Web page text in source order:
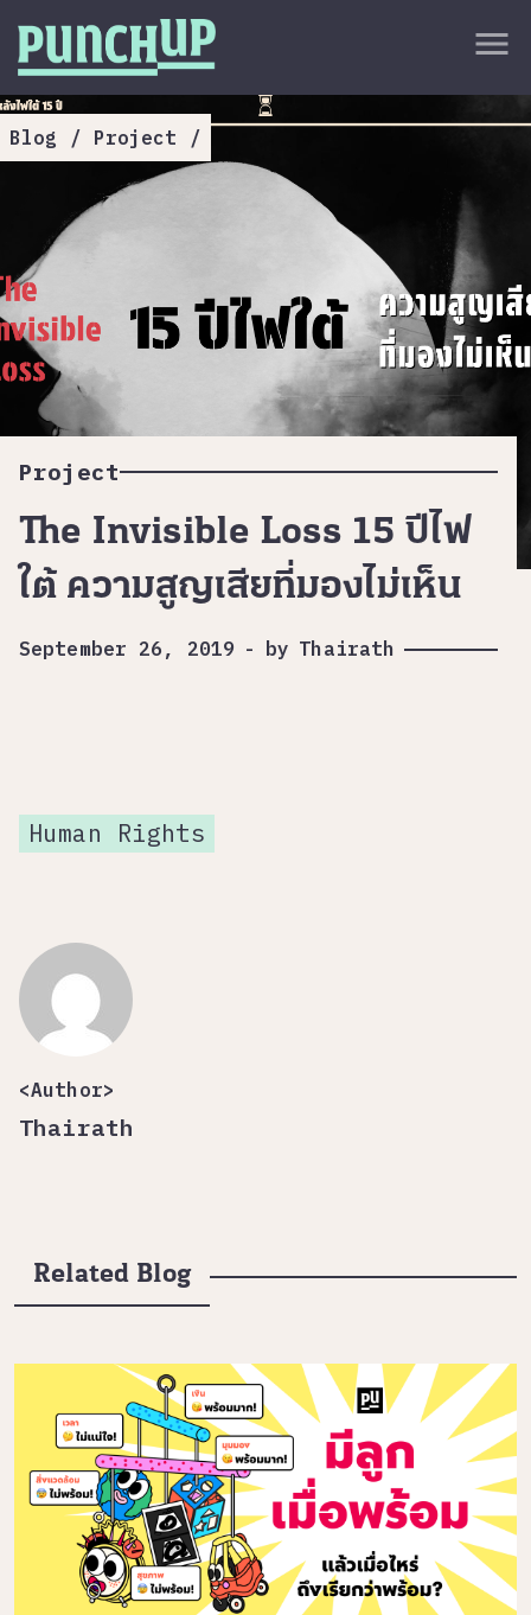
Skip to content
menu
close
About
Service
Project
Article
ลับด้านบน
Blog / Project /
Project
The Invisible Loss 15 ปีไฟ
ใต้ ความสูญเสียที่มองไม่เห็น
September 26, 2019 - by Thairath
Human Rights
<Author>
Thairath
Related Blog